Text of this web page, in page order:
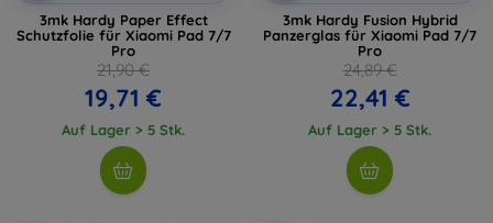
3mk Hardy Paper Effect
Schutzfolie für Xiaomi Pad 7/7
Pro
21,90 €
19,71 €
Auf Lager > 5 Stk.
3mk Hardy Fusion Hybrid
Panzerglas für Xiaomi Pad 7/7
Pro
24,89 €
22,41 €
Auf Lager > 5 Stk.